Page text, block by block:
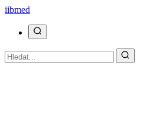
iibmed